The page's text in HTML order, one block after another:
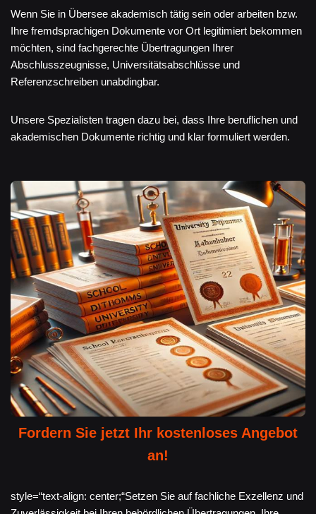
Wenn Sie in Übersee akademisch tätig sein oder arbeiten bzw.
Ihre fremdsprachigen Dokumente vor Ort legitimiert bekommen
möchten, sind fachgerechte Übertragungen Ihrer
Abschlusszeugnisse, Universitätsabschlüsse und
Referenzschreiben unabdingbar.
Unsere Spezialisten tragen dazu bei, dass Ihre beruflichen und
akademischen Dokumente richtig und klar formuliert werden.
Fordern Sie jetzt Ihr kostenloses Angebot
an!
style=“text-align: center;“Setzen Sie auf fachliche Exzellenz und